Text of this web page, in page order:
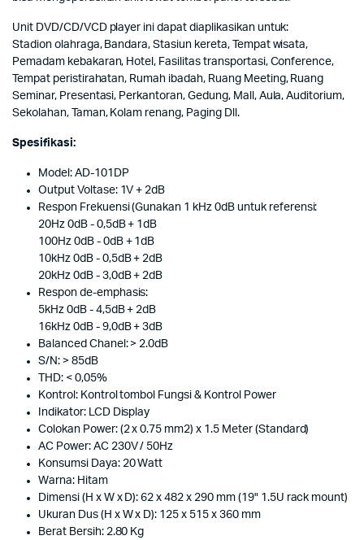
Unit DVD/CD/VCD player ini dapat diaplikasikan untuk:
Stadion olahraga, Bandara, Stasiun kereta, Tempat wisata,
Pemadam kebakaran, Hotel, Fasilitas transportasi, Conference,
Tempat peristirahatan, Rumah ibadah, Ruang Meeting, Ruang
Seminar, Presentasi, Perkantoran, Gedung, Mall, Aula, Auditorium,
Sekolahan, Taman, Kolam renang, Paging Dll.
Spesifikasi:
Model: AD-101DP
Output Voltase: 1V + 2dB
Respon Frekuensi (Gunakan 1 kHz 0dB untuk referensi:
20Hz 0dB - 0,5dB + 1dB
100Hz 0dB - 0dB + 1dB
10kHz 0dB - 0,5dB + 2dB
20kHz 0dB - 3,0dB + 2dB
Respon de-emphasis:
5kHz 0dB - 4,5dB + 2dB
16kHz 0dB - 9,0dB + 3dB
Balanced Chanel: > 2.0dB
S/N: > 85dB
THD: < 0,05%
Kontrol: Kontrol tombol Fungsi & Kontrol Power
Indikator: LCD Display
Colokan Power: (2 x 0.75 mm2) x 1.5 Meter (Standard)
AC Power: AC 230V / 50Hz
Konsumsi Daya: 20 Watt
Warna: Hitam
Dimensi (H x W x D): 62 x 482 x 290 mm (19" 1.5U rack mount)
Ukuran Dus (H x W x D): 125 x 515 x 360 mm
Berat Bersih: 2.80 Kg